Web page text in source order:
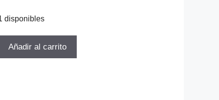
disponibles
Añadir al carrito